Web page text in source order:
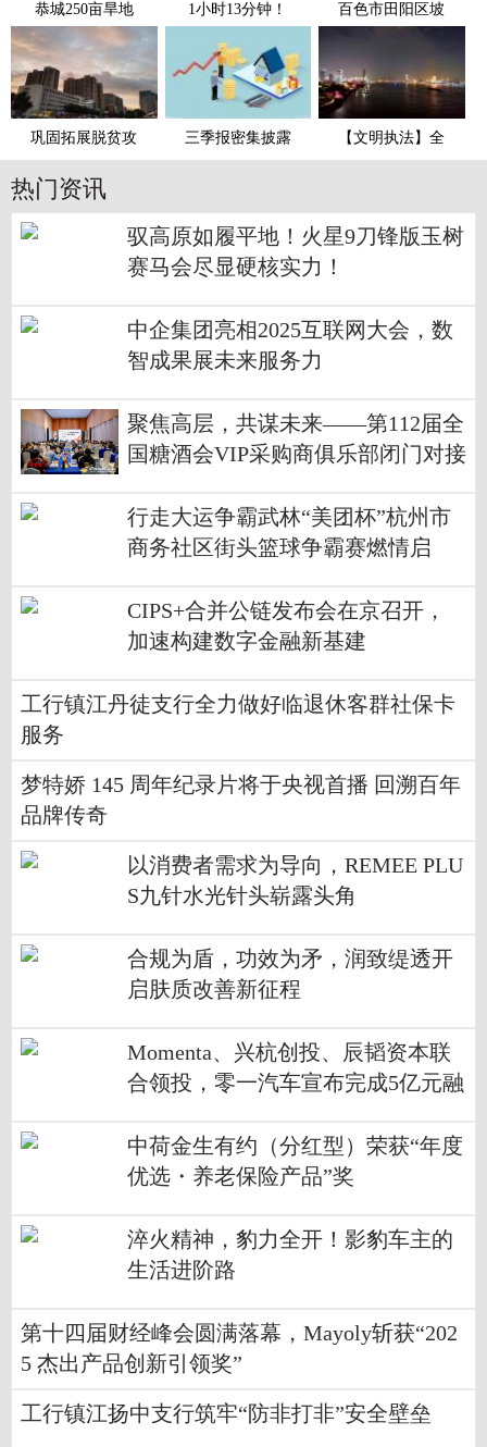
恭城250亩旱地 1小时13分钟！ 百色市田阳区坡
巩固拓展脱贫攻 三季报密集披露 【文明执法】全
热门资讯
驭高原如履平地！火星9刀锋版玉树
赛马会尽显硬核实力！
中企集团亮相2025互联网大会，数
智成果展未来服务力
聚焦高层，共谋未来——第112届全
国糖酒会VIP采购商俱乐部闭门对接
行走大运争霸武林“美团杯”杭州市
商务社区街头篮球争霸赛燃情启
CIPS+合并公链发布会在京召开，
加速构建数字金融新基建
工行镇江丹徒支行全力做好临退休客群社保卡
服务
梦特娇 145 周年纪录片将于央视首播 回溯百年
品牌传奇
以消费者需求为导向，REMEE PLU
S九针水光针头崭露头角
合规为盾，功效为矛，润致缇透开
启肤质改善新征程
Momenta、兴杭创投、辰韬资本联
合领投，零一汽车宣布完成5亿元融
中荷金生有约（分红型）荣获“年度
优选・养老保险产品”奖
淬火精神，豹力全开！影豹车主的
生活进阶路
第十四届财经峰会圆满落幕，Mayoly斩获“202
5 杰出产品创新引领奖”
工行镇江扬中支行筑牢“防非打非”安全壁垒